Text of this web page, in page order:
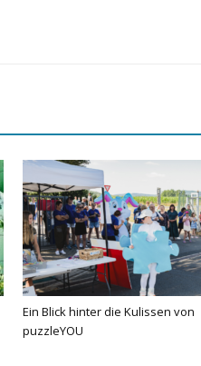
Ein Blick hinter die Kulissen von
puzzleYOU